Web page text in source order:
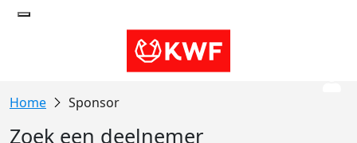
Sponsor
Zoek een deelnemer